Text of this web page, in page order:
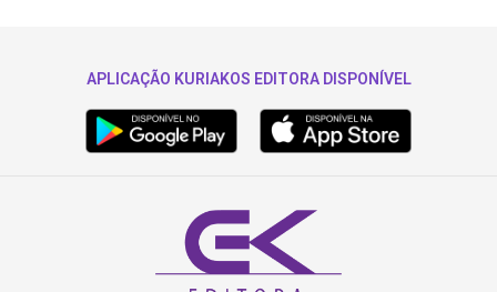
APLICAÇÃO KURIAKOS EDITORA DISPONÍVEL